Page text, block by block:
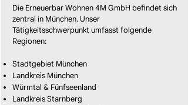
Die Erneuerbar Wohnen 4M GmbH befindet sich
zentral in München. Unser
Tätigkeitsschwerpunkt umfasst folgende
Regionen:
Stadtgebiet München
Landkreis München
Würmtal & Fünfseenland
Landkreis Starnberg